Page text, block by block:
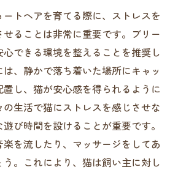
トヘアを育てる際に、ストレスを
ることは非常に重要です。ブリー
できる環境を整えることを推奨し
、静かで落ち着いた場所にキャッ
置し、猫が安心感を得られるように
の生活で猫にストレスを感じさせな
び時間を設けることが重要です。
楽を流したり、マッサージをしてあ
。これにより、猫は飼い主に対し